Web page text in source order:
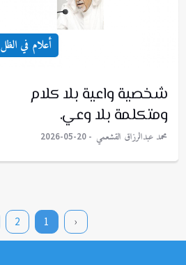
أعلام في الظل
شخصية واعية بلا كلام
ومتكلمة بلا وعي.
محمد عبدالرزاق القشعمي 2026-05-20
‹
1
2